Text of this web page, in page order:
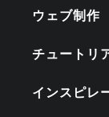
ウェブ制作
チュートリ
インスピレ